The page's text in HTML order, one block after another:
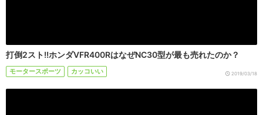
打倒2スト!!ホンダVFR400RはなぜNC30型が最も売れたのか？
モータースポーツ カッコいい 2019/03/18